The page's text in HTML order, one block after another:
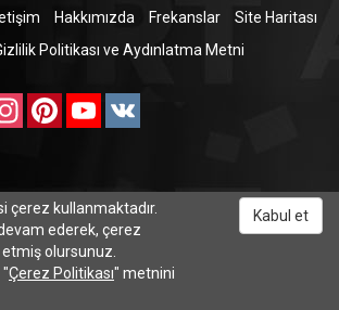
16:30
Hakkımızda Frekanslar
Site Haritası
Politikası ve Aydınlatma Metni
InstagramPinterestYouTube
çerez kullanmaktadır.
ederek, çerez
etmiş olursunuz.
Çerez Politikası" metnini
Kabul et